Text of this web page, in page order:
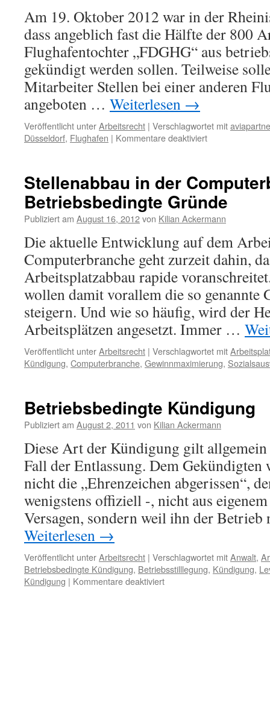
Am 19. Oktober 2012 war in der
dass angeblich fast die Hälfte der 800
Flughafentochter „FDGHG“ aus
gekündigt werden sollen. Teilweise
Mitarbeiter Stellen bei einer anderen
angeboten … Weiterlesen →
Veröffentlicht unterArbeitsrecht | Verschlagwortet mit
Düsseldorf, Flughafen | Kommentare deaktiviertfür
am
Flughafen
Düsseldorf
sozial
Stellenabbau in der
Betriebsbedingte Gründe
Publiziert am August 16, 2012von Kilian Ackermann
Die aktuelle Entwicklung auf dem
Computerbranche geht zurzeit dahin,
Arbeitsplatzabbau rapide
wollen damit vorallem die so genannte
steigern. Und wie so häufig, wird der
Arbeitsplätzen angesetzt. Immer …
Veröffentlicht unterArbeitsrecht | Verschlagwortet mit
Kündigung, Computerbranche, Gewinnmaximierung,
Betriebsbedingte Kündigung
Publiziert am August 2, 2011 von Kilian Ackermann
Diese Art der Kündigung gilt
Fall der Entlassung. Dem Gekündigten
nicht die „Ehrenzeichen abgerissen“,
wenigstens offiziell -, nicht aus
Versagen, sondern weil ihn der
Weiterlesen →
Veröffentlicht unterArbeitsrecht | Verschlagwortet mitAnwalt,
Betriebsbedingte Kündigung, Betriebsstilllegung, Kündigung,
Kündigung | Kommentare deaktiviertfür